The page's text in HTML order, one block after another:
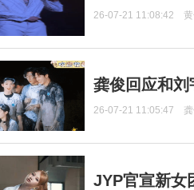
26-07-21 11:08:42
龚俊回应和
26-07-21 11:05:47
JYP官宣新女